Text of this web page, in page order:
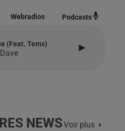
Webradios Podcasts
(feat. Tems)
Dave
NEWSVoir plus